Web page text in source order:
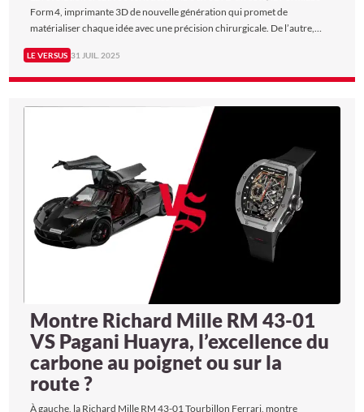
Form 4, imprimante 3D de nouvelle génération qui promet de
matérialiser chaque idée avec une précision chirurgicale. De l’autre,
modélisation numérique.
LE VERSUS 31 JUIL. 2025
Montre Richard Mille RM 43-01
VS Pagani Huayra, l’excellence du
carbone au poignet ou sur la
route ?
À gauche, la Richard Mille RM 43-01 Tourbillon Ferrari, montre